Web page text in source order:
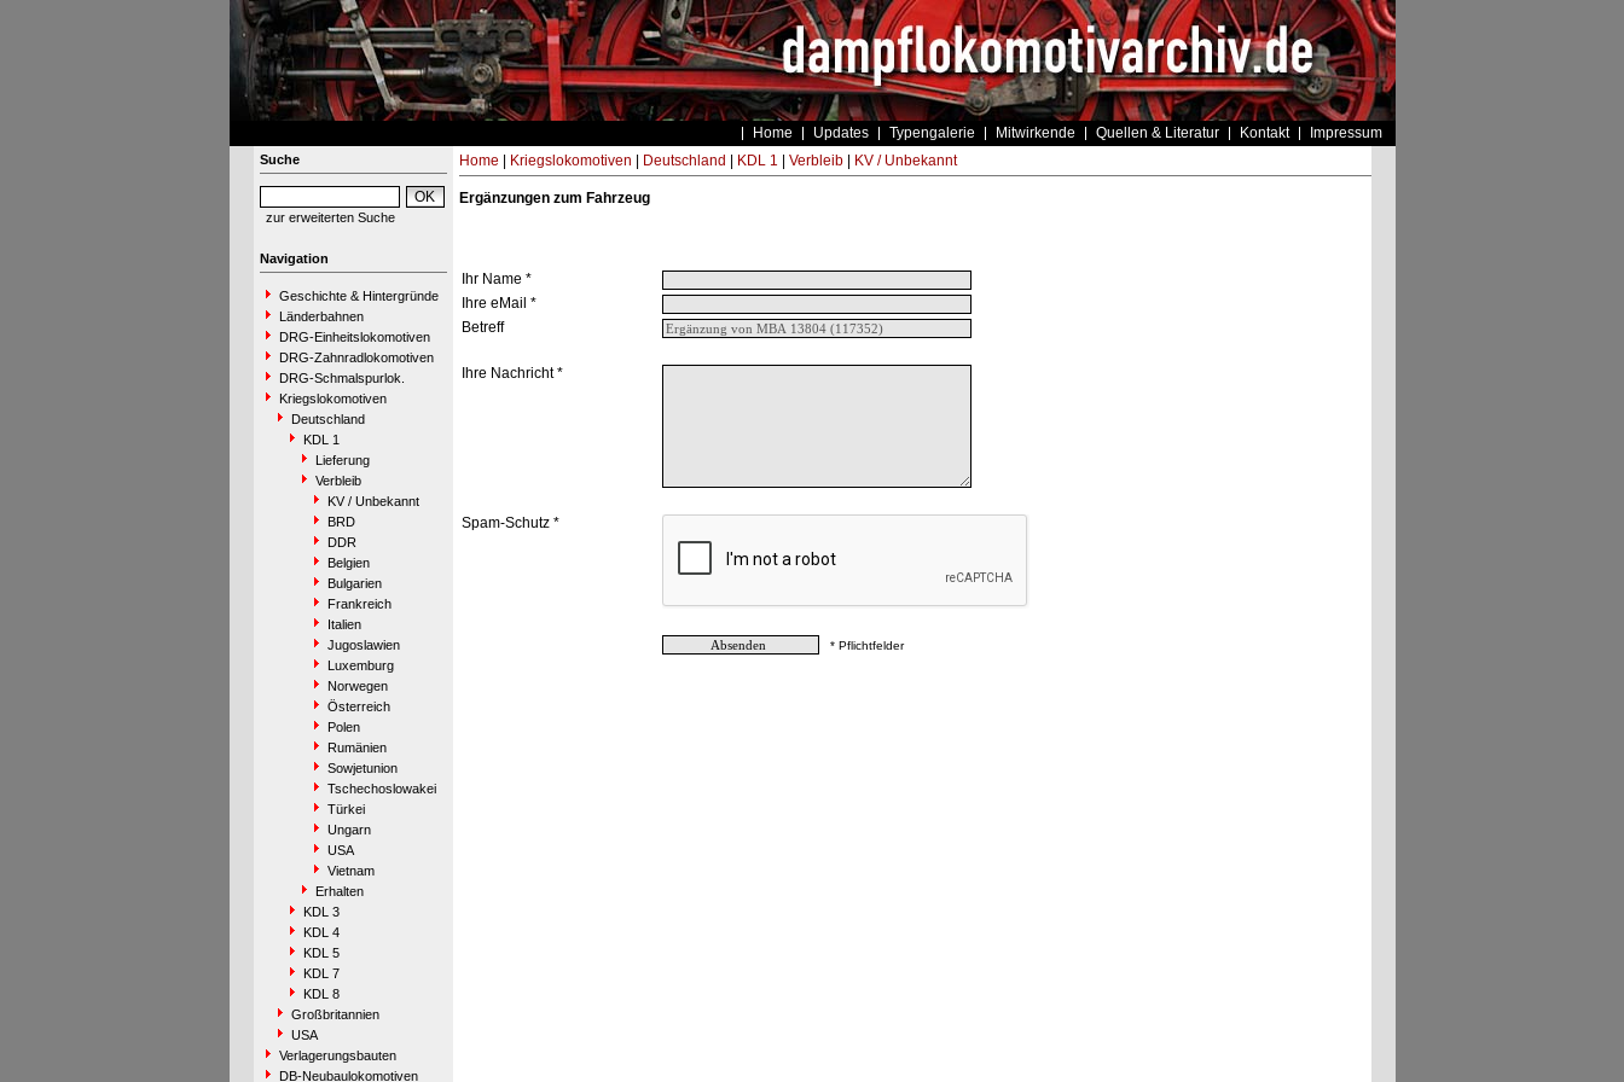
Home Updates Typengalerie Mitwirkende Quellen & Literatur Kontakt Impressum
Suche
zur erweiterten Suche
Navigation
Geschichte & Hintergründe
Länderbahnen
DRG-Einheitslokomotiven
DRG-Zahnradlokomotiven
DRG-Schmalspurlok.
Kriegslokomotiven
Deutschland
KDL 1
Lieferung
Verbleib
KV / Unbekannt
BRD
DDR
Belgien
Bulgarien
Frankreich
Italien
Jugoslawien
Luxemburg
Norwegen
Österreich
Polen
Rumänien
Sowjetunion
Tschechoslowakei
Türkei
Ungarn
USA
Vietnam
Erhalten
KDL 3
KDL 4
KDL 5
KDL 7
KDL 8
Großbritannien
USA
Verlagerungsbauten
DB-Neubaulokomotiven
Home Kriegslokomotiven Deutschland KDL 1 Verbleib| KV / Unbekannt
Ergänzungen zum Fahrzeug
Ihr Name *
Ihre eMail *
Betreff
Ihre Nachricht *
Spam-Schutz *
* Pflichtfelder